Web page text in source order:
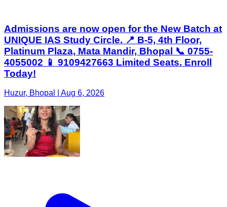
Admissions are now open for the New Batch at
UNIQUE IAS Study Circle. 📍 B-5, 4th Floor,
Platinum Plaza, Mata Mandir, Bhopal 📞 0755-
4055002 📱 9109427663 Limited Seats. Enroll
Today!
Huzur, Bhopal | Aug 6, 2026